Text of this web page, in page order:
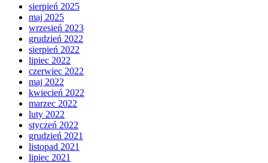
sierpień 2025
maj 2025
wrzesień 2023
grudzień 2022
sierpień 2022
lipiec 2022
czerwiec 2022
maj 2022
kwiecień 2022
marzec 2022
luty 2022
styczeń 2022
grudzień 2021
listopad 2021
lipiec 2021